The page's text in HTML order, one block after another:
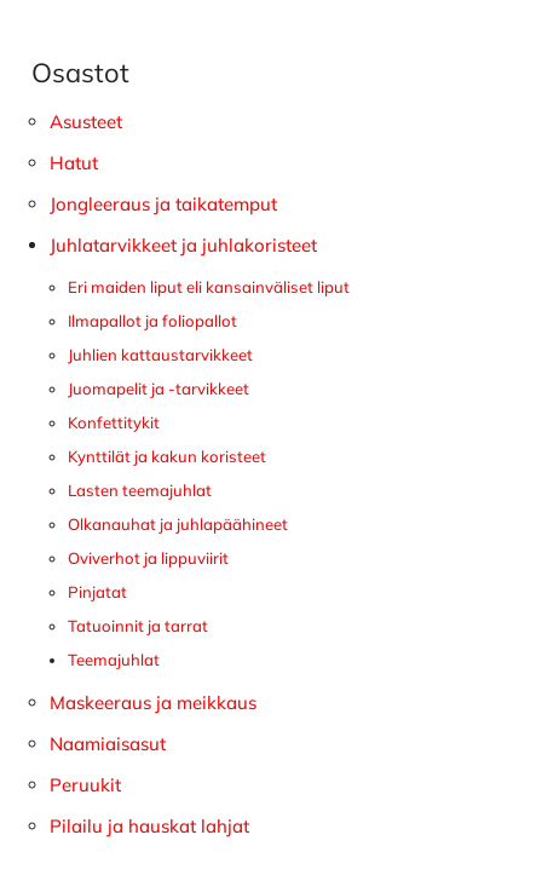
Ensisijainen
sivupalkki
Osastot
Asusteet
Hatut
Jongleeraus ja taikatemput
Juhlatarvikkeet ja juhlakoristeet
Eri maiden liput eli kansainväliset liput
Ilmapallot ja foliopallot
Juhlien kattaustarvikkeet
Juomapelit ja -tarvikkeet
Konfettitykit
Kynttilät ja kakun koristeet
Lasten teemajuhlat
Olkanauhat ja juhlapäähineet
Oviverhot ja lippuviirit
Pinjatat
Tatuoinnit ja tarrat
Teemajuhlat
Maskeeraus ja meikkaus
Naamiaisasut
Peruukit
Pilailu ja hauskat lahjat